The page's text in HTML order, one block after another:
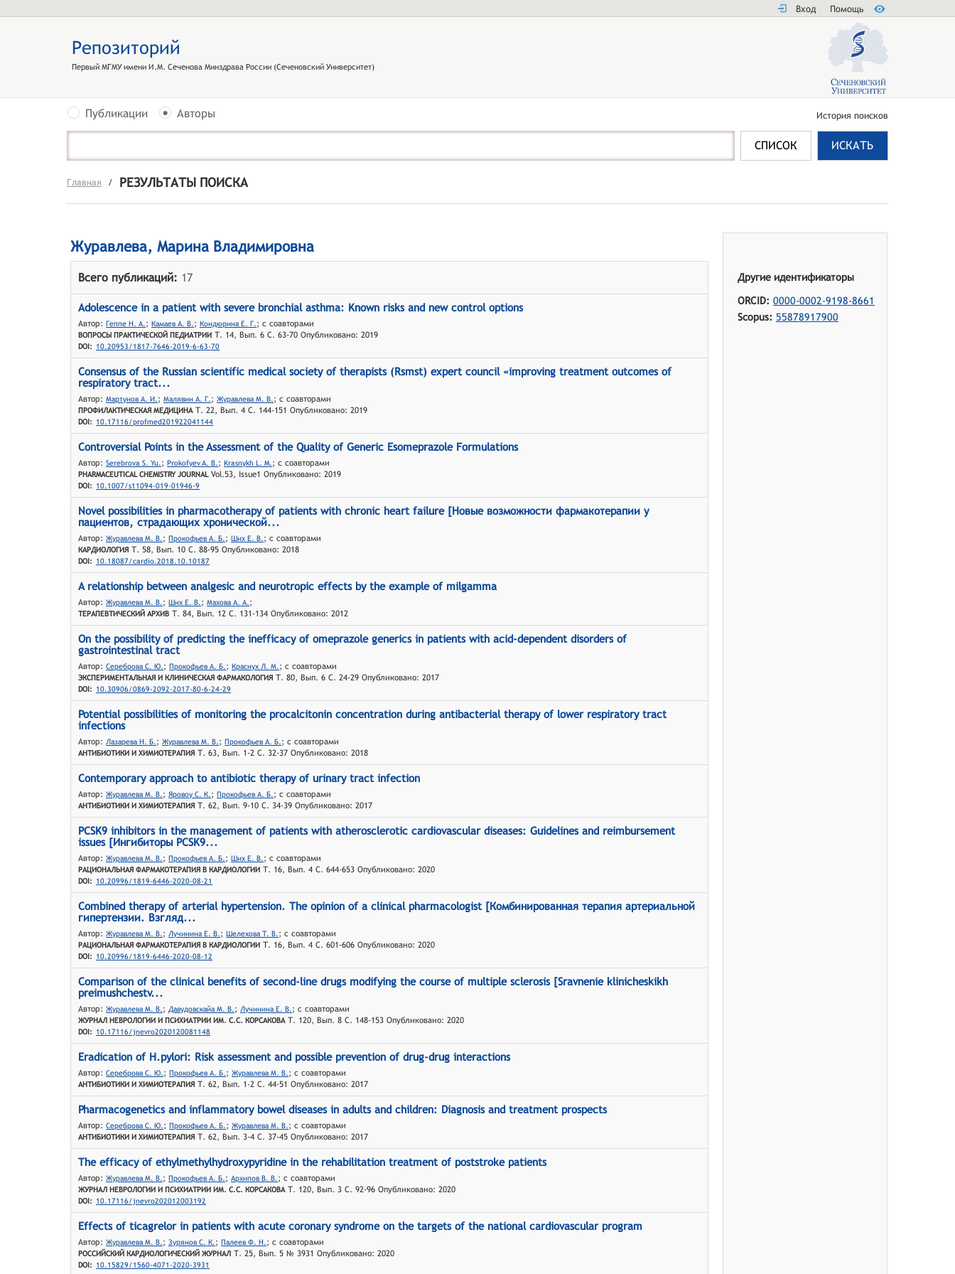
Вход Помощь
Репозиторий
Первый МГМУ имени И.М. Сеченова Минздрава России (Сеченовский Университет)
Публикации Авторы История поисков
Главная / РЕЗУЛЬТАТЫ ПОИСКА
Журавлева, Марина Владимировна
Всего публикаций: 17
Adolescence in a patient with severe bronchial asthma: Known risks and new control options
Автор:Геппе Н. А.;Камаев А. В.;Кондюрина Е. Г.; с соавторами
ВОПРОСЫ ПРАКТИЧЕСКОЙ ПЕДИАТРИИ Т. 14, Вып. 6 С. 63-70 Опубликовано: 2019
DOI: 10.20953/1817-7646-2019-6-63-70
Consensus of the Russian scientific medical society of therapists (Rsmst) expert council «improving treatment outcomes of
respiratory tract...
Автор:Мартyнов А. И.;Малявин А. Г.;Журавлева М. В.; с соавторами
ПРОФИЛАКТИЧЕСКАЯ МЕДИЦИНАТ. 22, Вып. 4 С. 144-151 Опубликовано: 2019
DOI: 10.17116/profmed201922041144
Controversial Points in the Assessment of the Quality of Generic Esomeprazole Formulations
Автор:Serebrova S. Yu.;Prokofyev A. B.;Krasnykh L. M.; с соавторами
PHARMACEUTICAL CHEMISTRY JOURNALVol.53, Issue1 Опубликовано: 2019
DOI: 10.1007/s11094-019-01946-9
Novel possibilities in pharmacotherapy of patients with chronic heart failure [Новые возможности фармакотерапии у
пациентов, страдающих хронической...
Автор:Журавлева М. В.;Прокофьев А. Б.;Ших Е. В.; с соавторами
КАРДИОЛОГИЯ Т. 58, Вып. 10 С. 88-95 Опубликовано: 2018
DOI: 10.18087/cardio.2018.10.10187
A relationship between analgesic and neurotropic effects by the example of milgamma
Автор:Журавлева М. В.;Ших Е. В.;Махова А. А.;
ТЕРАПЕВТИЧЕСКИЙ АРХИВ Т. 84, Вып. 12 С. 131-134 Опубликовано: 2012
On the possibility of predicting the inefficacy of omeprazole generics in patients with acid-dependent disorders of
gastrointestinal tract
Автор:Сереброва С. Ю.;Прокофьев А. Б.;Краснyх Л. М.; с соавторами
ЭКСПЕРИМЕНТАЛЬНАЯ И КЛИНИЧЕСКАЯ ФАРМАКОЛОГИЯ Т. 80, Вып. 6 С. 24-29 Опубликовано: 2017
DOI: 10.30906/0869-2092-2017-80-6-24-29
Potential possibilities of monitoring the procalcitonin concentration during antibacterial therapy of lower respiratory tract
infections
Автор:Лазарева Н. Б.;Журавлева М. В.;Прокофьев А. Б.; с соавторами
АНТИБИОТИКИ И ХИМИОТЕРАПИЯ Т. 63, Вып. 1-2 С. 32-37 Опубликовано: 2018
Contemporary approach to antibiotic therapy of urinary tract infection
Автор:Журавлева М. В.;Яровоy С. К.;Прокофьев А. Б.; с соавторами
АНТИБИОТИКИ И ХИМИОТЕРАПИЯ Т. 62, Вып. 9-10 С. 34-39 Опубликовано: 2017
PCSK9 inhibitors in the management of patients with atherosclerotic cardiovascular diseases: Guidelines and reimbursement
issues [Ингибиторы PCSK9...
Автор:Журавлева М. В.;Прокофьев А. Б.;Ших Е. В.; с соавторами
РАЦИОНАЛЬНАЯ ФАРМАКОТЕРАПИЯ В КАРДИОЛОГИИ Т. 16, Вып. 4 С. 644-653 Опубликовано: 2020
DOI: 10.20996/1819-6446-2020-08-21
Combined therapy of arterial hypertension. The opinion of a clinical pharmacologist [Комбинированная терапия артериальной
гипертензии. Взгляд...
Автор:Журавлева М. В.;Лучинина Е. В.;Шелехова Т. В.; с соавторами
РАЦИОНАЛЬНАЯ ФАРМАКОТЕРАПИЯ В КАРДИОЛОГИИ Т. 16, Вып. 4 С. 601-606 Опубликовано: 2020
DOI: 10.20996/1819-6446-2020-08-12
Comparison of the clinical benefits of second-line drugs modifying the course of multiple sclerosis [Sravnenie klinicheskikh
preimushchestv...
Автор:Журавлева М. В.;Давyдовскайа М. В.;Лучинина Е. В.; с соавторами
ЖУРНАЛ НЕВРОЛОГИИ И ПСИХИАТРИИ ИМ. C.C. КОРСАКОВАТ. 120, Вып. 8 С. 148-153 Опубликовано: 2020
DOI: 10.17116/jnevro2020120081148
Eradication of H.pylori: Risk assessment and possible prevention of drug-drug interactions
Автор:Сереброва С. Ю.;Прокофьев А. Б.;Журавлева М. В.; с соавторами
АНТИБИОТИКИ И ХИМИОТЕРАПИЯ Т. 62, Вып. 1-2 С. 44-51 Опубликовано: 2017
Pharmacogenetics and inflammatory bowel diseases in adults and children: Diagnosis and treatment prospects
Автор:Сереброва С. Ю.;Прокофьев А. Б.;Журавлева М. В.; с соавторами
АНТИБИОТИКИ И ХИМИОТЕРАПИЯ Т. 62, Вып. 3-4 С. 37-45 Опубликовано: 2017
The efficacy of ethylmethylhydroxypyridine in the rehabilitation treatment of poststroke patients
Автор:Журавлева М. В.;Прокофьев А. Б.;Архипов В. В.; с соавторами
ЖУРНАЛ НЕВРОЛОГИИ И ПСИХИАТРИИ ИМ. C.C. КОРСАКОВАТ. 120, Вып. 3 С. 92-96 Опубликовано: 2020
DOI: 10.17116/jnevro202012003192
Effects of ticagrelor in patients with acute coronary syndrome on the targets of the national cardiovascular program
Автор:Журавлева М. В.;Зyрянов С. К.;Палеев Ф. Н.; с соавторами
РОССИЙСКИЙ КАРДИОЛОГИЧЕСКИЙ ЖУРНАЛ Т. 25, Вып. 5 № 3931 Опубликовано: 2020
DOI: 10.15829/1560-4071-2020-3931
Другие идентификаторы
ORCID: 0000-0002-9198-8661
Scopus: 55878917900